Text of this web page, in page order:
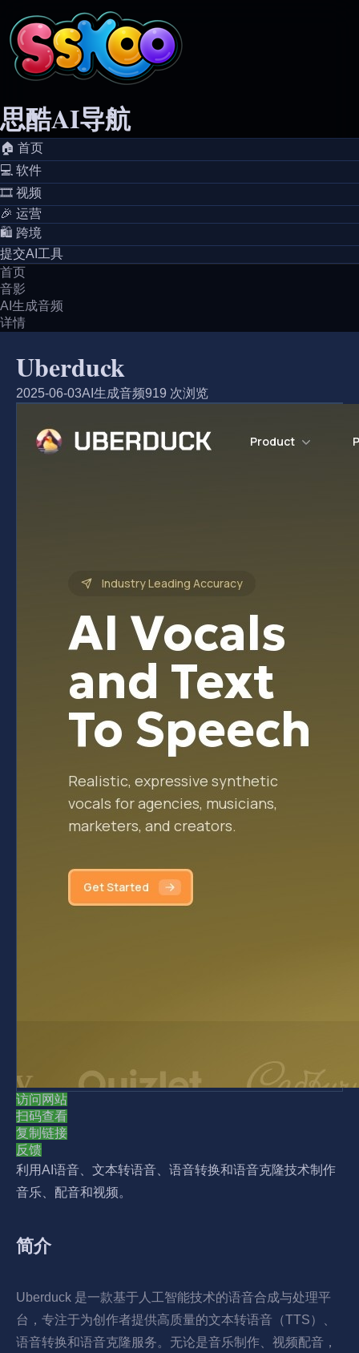
思酷AI导航
🏠️ 首页
💻️ 软件
🎞️ 视频
🎉 运营
🛍️ 跨境
提交AI工具
首页
音影
AI生成音频
详情
Uberduck
2025-06-03AI生成音频919 次浏览
访问网站
扫码查看
复制链接
反馈
利用AI语音、文本转语音、语音转换和语音克隆技术制作
音乐、配音和视频。
简介
Uberduck 是一款基于人工智能技术的语音合成与处理平
台，专注于为创作者提供高质量的文本转语音（TTS）、
语音转换和语音克隆服务。无论是音乐制作、视频配音，